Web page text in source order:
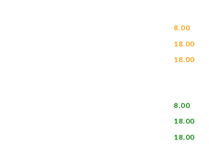
8.00
18.00
18.00
8.00
18.00
18.00